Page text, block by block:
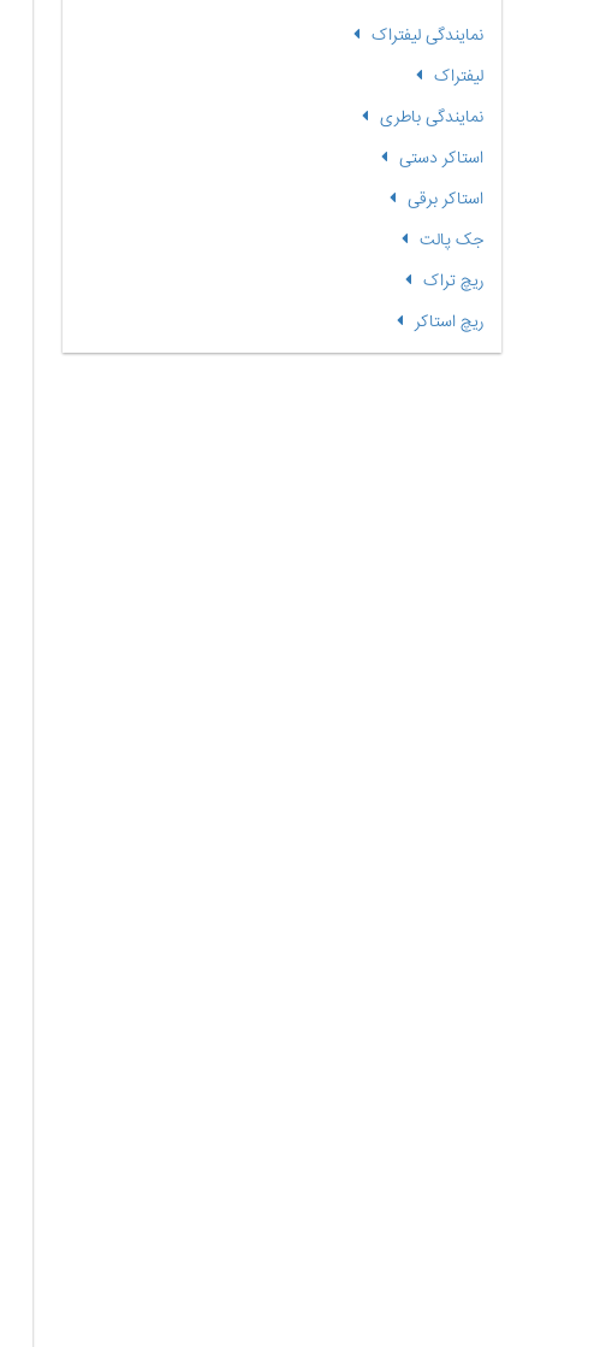
نمایندگی لیفتراک
لیفتراک
نمایندگی باطری
استاکر دستی
استاکر برقی
جک پالت
ریچ تراک
ریچ استاکر